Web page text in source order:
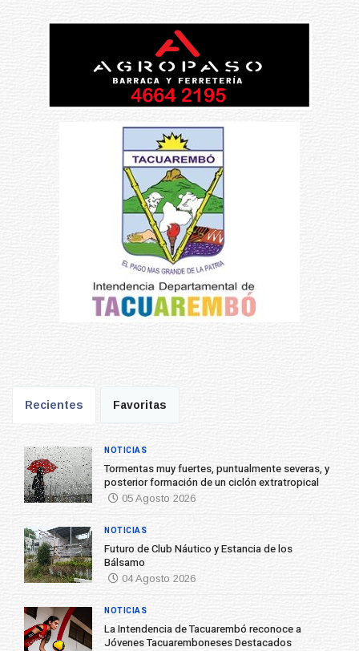
Recientes Favoritas
Tormentas muy fuertes, puntualmente severas, y
posterior formación de un ciclón extratropical
05 Agosto 2026
NOTICIAS
Futuro de Club Náutico y Estancia de los
Bálsamo
04 Agosto 2026
NOTICIAS
La Intendencia de Tacuarembó reconoce a
Jóvenes Tacuaremboneses Destacados
NOTICIAS